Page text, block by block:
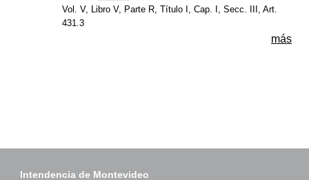
Vol. V, Libro V, Parte R, Título I, Cap. I, Secc. III, Art.
431.3
más
Intendencia de Montevideo